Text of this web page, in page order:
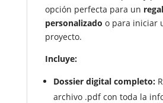
opción perfecta para un
personalizado o para iniciar
proyecto.
Incluye:
Dossier digital completo:
archivo .pdf con toda la